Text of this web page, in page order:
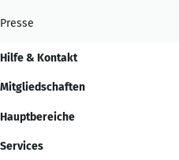
Presse
Hilfe & Kontakt
Mitgliedschaften
Hauptbereiche
Services